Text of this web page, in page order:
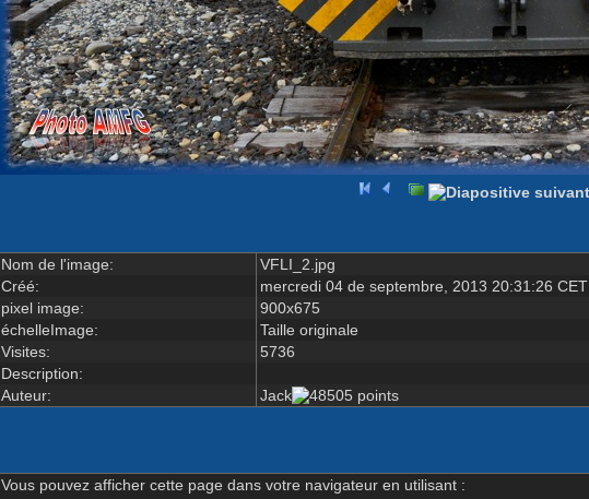
Nom de l'image:
VFLI_2.jpg
Créé:
mercredi 04 de septembre, 2013 20:31:26 CET
pixel image:
900x675
échelleImage:
Taille originale
Visites:
5736
Description:
Auteur:
Jack
Vous pouvez afficher cette page dans votre navigateur en utilisant :